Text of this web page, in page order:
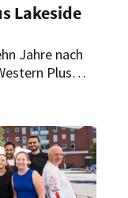
Lakeside
Jahre nach
Plus
für